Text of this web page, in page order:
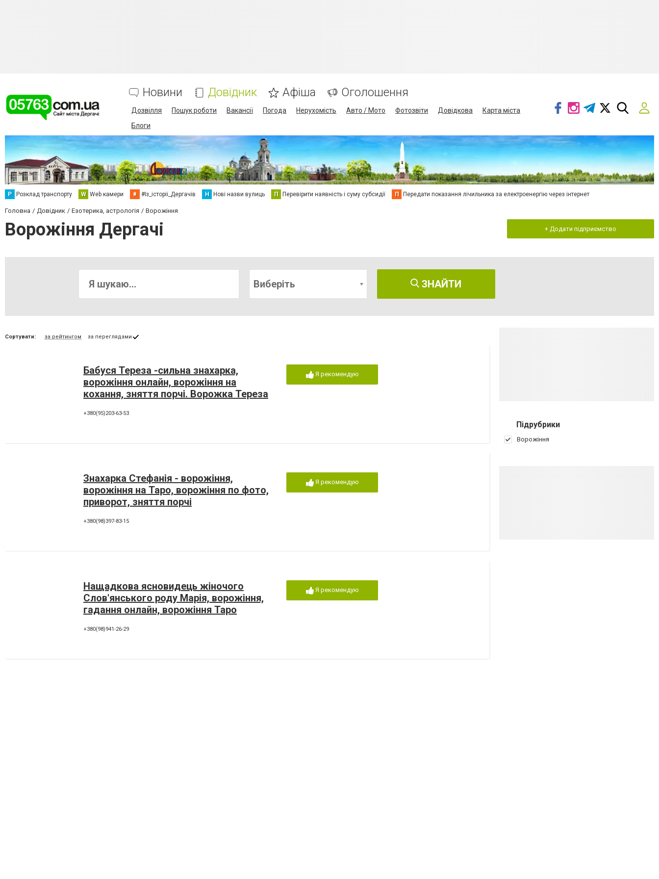
Новини Довідник Афіша Оголошення
Дозвілля Пошук роботи Вакансії Погода Нерухомість Авто / Мото Фотозвіти Довідкова
Карта міста
Блоги
Р Розклад транспорту W Web камери # #Із_історіі_Дергачів Н Нові назви вулиць П Перевірити наявність і суму субсидії П Передати показання лічильника за електроенергію через інтернет
Головна Довідник Езотерика, астрологія Ворожіння
Ворожіння Дергачі + Додати підприємство
Виберіть ЗНАЙТИ
Сортувати: за рейтингом за переглядами
Бабуся Тереза -сильна знахарка,
ворожіння онлайн, ворожіння на
кохання, зняття порчі. Ворожка Тереза
+380(95)203-63-53
Я рекомендую
Знахарка Стефанія - ворожіння,
ворожіння на Таро, ворожіння по фото,
приворот, зняття порчі
+380(98)397-83-15
Я рекомендую
Нащадкова ясновидець жіночого
Слов'янського роду Марія, ворожіння,
гадання онлайн, ворожіння Таро
+380(98)941-26-29
Я рекомендую
Підрубрики
Ворожіння